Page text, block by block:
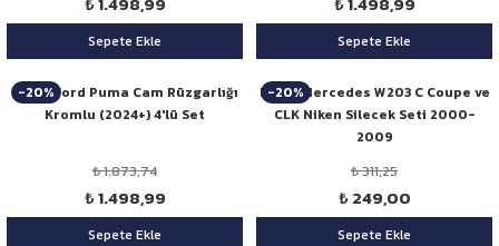
Sepete Ekle Sepete Ekle
-20%
Niken Ford Puma Cam Rüzgarlığı
Kromlu (2024+) 4'lü Set
₺ 1.873,74
₺ 1.498,99
Sepete Ekle
-20%
Niken Mercedes W203 C Coupe ve
CLK Niken Silecek Seti 2000-
2009
₺ 311,25
₺ 249,00
Sepete Ekle